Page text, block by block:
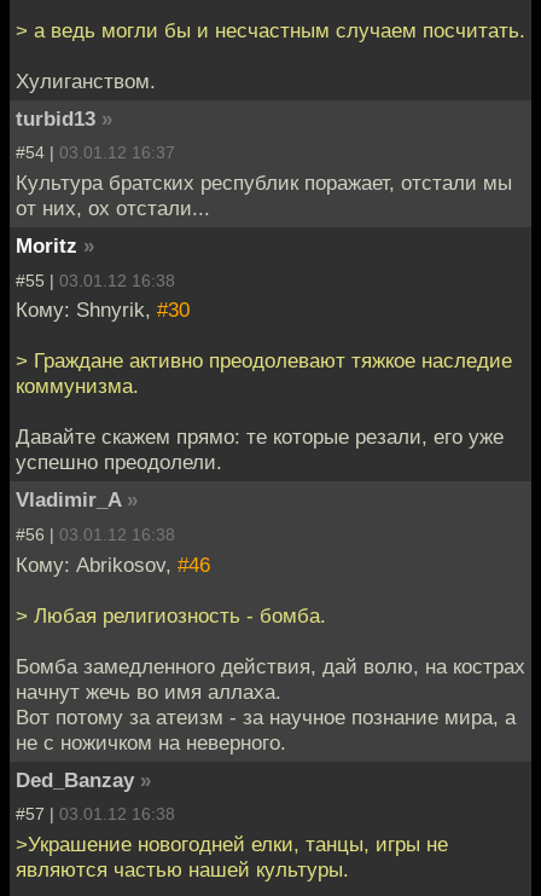
> а ведь могли бы и несчастным случаем посчитать.
Хулиганством.
turbid13 »
#54 | 03.01.12 16:37
Культура братских республик поражает, отстали мы
от них, ох отстали...
Moritz »
#55 | 03.01.12 16:38
Кому: Shnyrik, #30
> Граждане активно преодолевают тяжкое наследие
коммунизма.
Давайте скажем прямо: те которые резали, его уже
успешно преодолели.
Vladimir_A »
#56 | 03.01.12 16:38
Кому: Abrikosov, #46
> Любая религиозность - бомба.
Бомба замедленного действия, дай волю, на кострах
начнут жечь во имя аллаха.
Вот потому за атеизм - за научное познание мира, а
не с ножичком на неверного.
Ded_Banzay »
#57 | 03.01.12 16:38
>Украшение новогодней елки, танцы, игры не
являются частью нашей культуры.